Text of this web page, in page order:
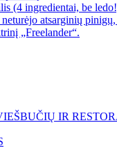
(4 ingredientai, be
atsarginių
„Freelander“.
IR